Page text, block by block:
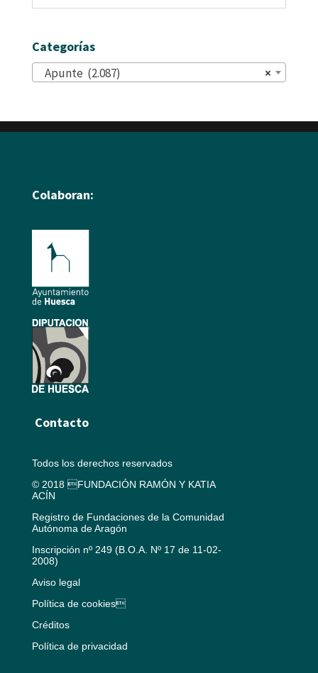
Categorías
×
Apunte (2.087)
Colaboran:
Contacto
Todos los derechos reservados
© 2018 FUNDACIÓN RAMÓN Y KATIA
ACÍN
Registro de Fundaciones de la Comunidad
Autónoma de Aragón
Inscripción nº 249 (B.O.A. Nº 17 de 11-02-
2008)
Aviso legal
Política de cookies
Créditos
Política de privacidad